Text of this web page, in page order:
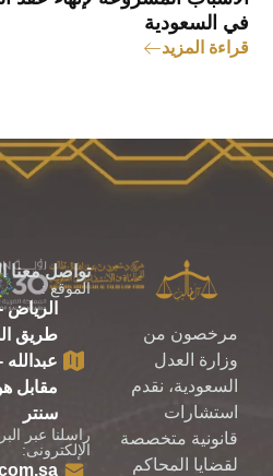
في السعودية
قراءة المزيد
مرخصون من
وزارة العدل
السعودية، نقدم
استشارات
قانونية متخصصة
لقضايا المحاكم
تواصل معنا
الموقع :
الرياض
طريق
عبدالله
مقابل
سنتر
راسلنا عبر
الإلكترونى: